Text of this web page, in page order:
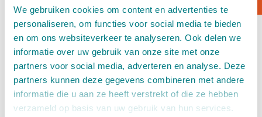
We gebruiken cookies om content en advertenties te
personaliseren, om functies voor social media te bieden
en om ons websiteverkeer te analyseren. Ook delen we
informatie over uw gebruik van onze site met onze
partners voor social media, adverteren en analyse. Deze
partners kunnen deze gegevens combineren met andere
informatie die u aan ze heeft verstrekt of die ze hebben
verzameld op basis van uw gebruik van hun services.
Order-Picking-System
Kartontransport
Verpacken - Einpacken - Sortieren
Zubehör